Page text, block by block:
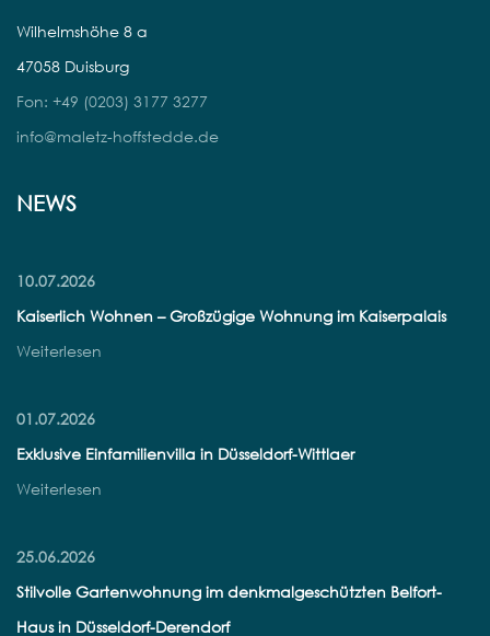
Wilhelmshöhe 8 a
47058 Duisburg
Fon: +49 (0203) 3177 3277
info@maletz-hoffstedde.de
NEWS
10.07.2026
Kaiserlich Wohnen – Großzügige Wohnung im Kaiserpalais
Weiterlesen
01.07.2026
Exklusive Einfamilienvilla in Düsseldorf-Wittlaer
Weiterlesen
25.06.2026
Stilvolle Gartenwohnung im denkmalgeschützten Belfort-
Haus in Düsseldorf-Derendorf